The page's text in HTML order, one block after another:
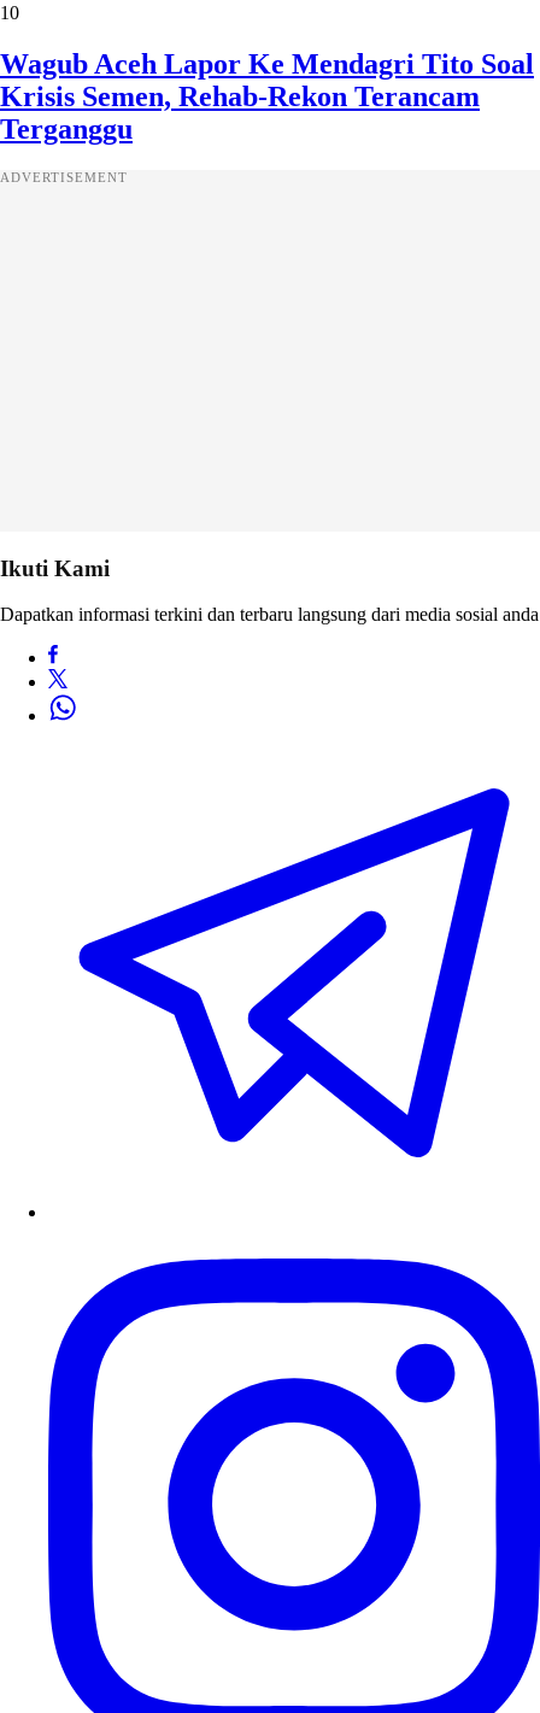
10
Wagub Aceh Lapor Ke Mendagri Tito Soal
Krisis Semen, Rehab-Rekon Terancam
Terganggu
ADVERTISEMENT
Ikuti Kami
Dapatkan informasi terkini dan terbaru langsung dari media sosial anda